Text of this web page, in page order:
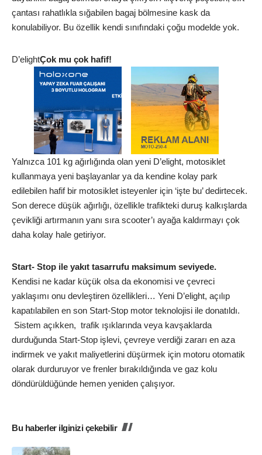
çantası rahatlıkla sığabilen bagaj bölmesine kask da
konulabiliyor. Bu özellik kendi sınıfındaki çoğu modelde yok.
D’elightÇok mu çok hafif!
Yalnızca 101 kg ağırlığında olan yeni D’elight, motosiklet
kullanmaya yeni başlayanlar ya da kendine kolay park
edilebilen hafif bir motosiklet isteyenler için ‘işte bu’ dedirtecek.
Son derece düşük ağırlığı, özellikle trafikteki duruş kalkışlarda
çevikliği artırmanın yanı sıra scooter’ı ayağa kaldırmayı çok
daha kolay hale getiriyor.
Start- Stop ile yakıt tasarrufu maksimum seviyede.
Kendisi ne kadar küçük olsa da ekonomisi ve çevreci
yaklaşımı onu devleştiren özellikleri… Yeni D’elight, açılıp
kapatılabilen en son Start-Stop motor teknolojisi ile donatıldı.
Sistem açıkken, trafik ışıklarında veya kavşaklarda
durduğunda Start-Stop işlevi, çevreye verdiği zararı en aza
indirmek ve yakıt maliyetlerini düşürmek için motoru otomatik
olarak durduruyor ve frenler bırakıldığında ve gaz kolu
döndürüldüğünde hemen yeniden çalışıyor.
Bu haberler ilginizi çekebilir